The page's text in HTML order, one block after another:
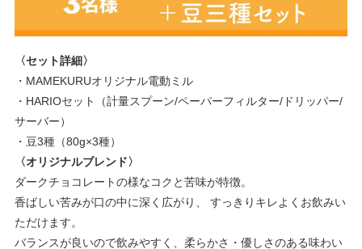
〈セット詳細〉
・MAMEKURUオリジナル電動ミル
・HARIOセット（計量スプーン/ペーパーフィルター/ドリッパー/
サーバー）
・豆3種（80g×3種）
〈オリジナルブレンド〉
ダークチョコレートの様なコクと苦味が特徴。
香ばしい苦みが口の中に深く広がり、 すっきりキレよくお飲みい
ただけます。
バランスが良いので飲みやすく、柔らかさ・優しさのある味わい